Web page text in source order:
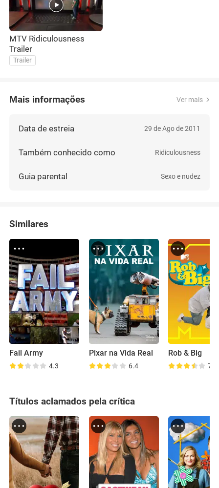
MTV Ridiculousness
Trailer
Trailer
Mais informações Ver mais
Data de estreia 29 de Ago de 2011
Também conhecido como Ridiculousness
Guia parental Sexo e nudez
Similares
Fail Army
4.3
Pixar na Vida Real
6.4
Rob & Big
7.6
Títulos aclamados pela crítica